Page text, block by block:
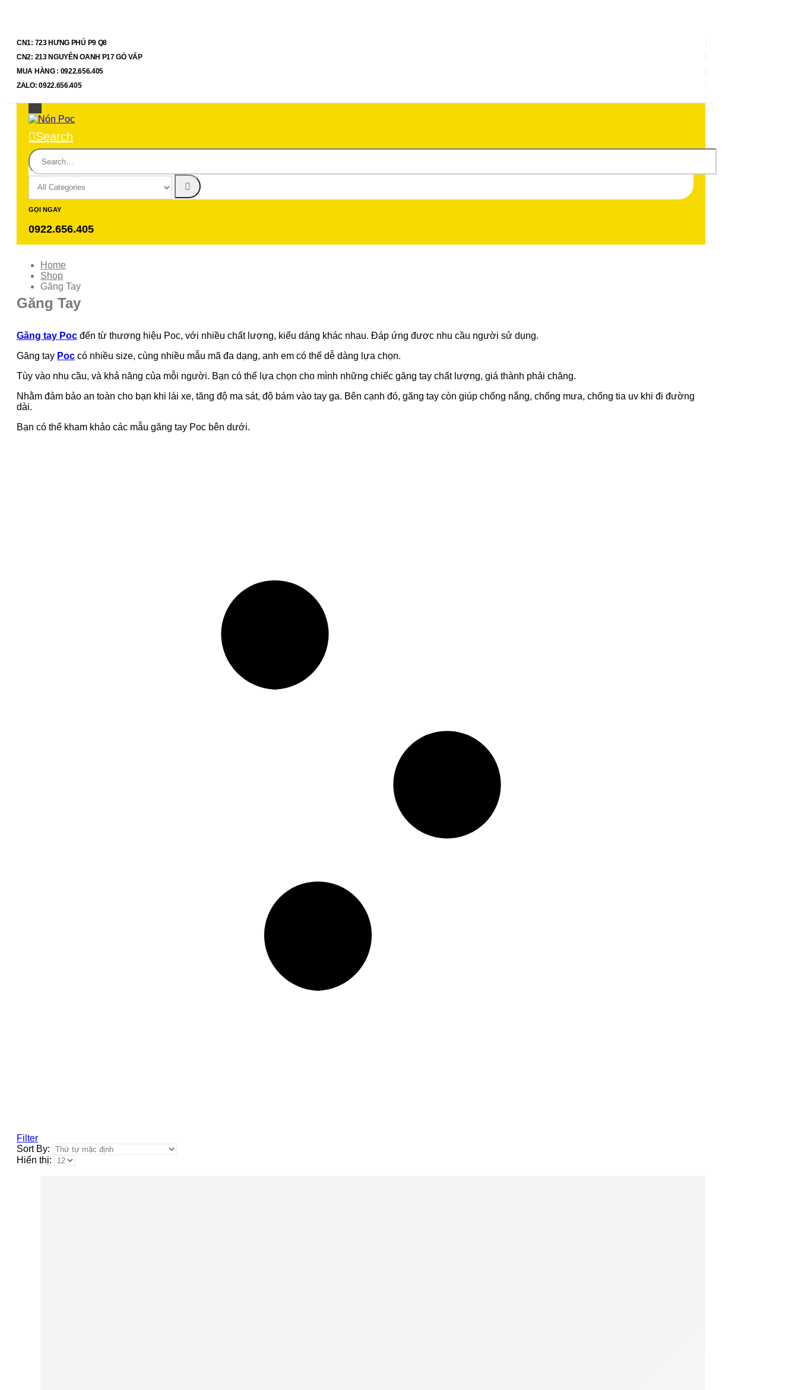
CN1: 723 HƯNG PHÚ P9 Q8
CN2: 213 NGUYỄN OANH P17 GÒ VẤP
MUA HÀNG : 0922.656.405
ZALO: 0922.656.405
Search
GỌI NGAY
0922.656.405
Home
Shop
Găng Tay
Găng Tay
Găng tay Poc đến từ thương hiệu Poc, với nhiều chất lượng, kiểu dáng khác nhau. Đáp ứng được nhu cầu người sử dụng.
Găng tay Poc có nhiều size, cùng nhiều mẫu mã đa dạng, anh em có thể dễ dàng lựa chọn.
Tùy vào nhu cầu, và khả năng của mỗi người. Bạn có thể lựa chọn cho mình những chiếc găng tay chất lượng, giá thành phải chăng.
Nhằm đảm bảo an toàn cho bạn khi lái xe, tăng độ ma sát, độ bám vào tay ga. Bên cạnh đó, găng tay còn giúp chống nắng, chống mưa, chống tia uv khi đi đường
dài.
Bạn có thể kham khảo các mẫu găng tay Poc bên dưới.
Filter
Sort By:
Hiển thị: